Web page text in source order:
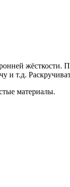
жёсткости.
и т.д.
материалы.